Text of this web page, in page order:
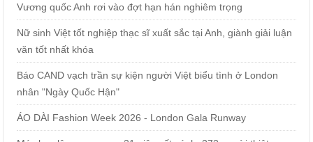
Vương quốc Anh rơi vào đợt hạn hán nghiêm trọng
Nữ sinh Việt tốt nghiệp thạc sĩ xuất sắc tại Anh, giành giải luận
văn tốt nhất khóa
Báo CAND vạch trần sự kiện người Việt biểu tình ở London
nhân "Ngày Quốc Hận"
ÁO DÀI Fashion Week 2026 - London Gala Runway